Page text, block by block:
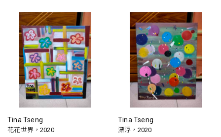
Tina Tseng
花花世界，2020
Tina Tseng
漂浮，2020